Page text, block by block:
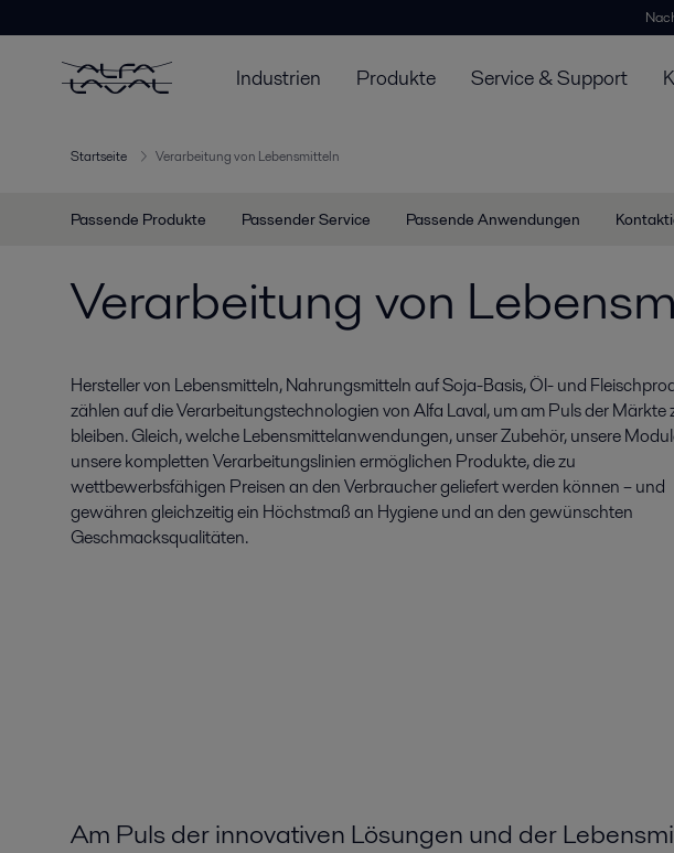
Industrien Produkte Service & Support
Startseite Verarbeitung von Lebensmitteln
Passende Produkte Passender Service Passende Anwendungen
Verarbeitung von
Hersteller von Lebensmitteln, Nahrungsmitteln auf Soja-Basis, Öl- und
zählen auf die Verarbeitungstechnologien von Alfa Laval, um am Puls der Märkte
bleiben. Gleich, welche Lebensmittelanwendungen, unser Zubehör, unsere
unsere kompletten Verarbeitungslinien ermöglichen Produkte, die zu
wettbewerbsfähigen Preisen an den Verbraucher geliefert werden können – und
gewähren gleichzeitig ein Höchstmaß an Hygiene und an den gewünschten
Geschmacksqualitäten.
Am Puls der innovativen Lösungen und der